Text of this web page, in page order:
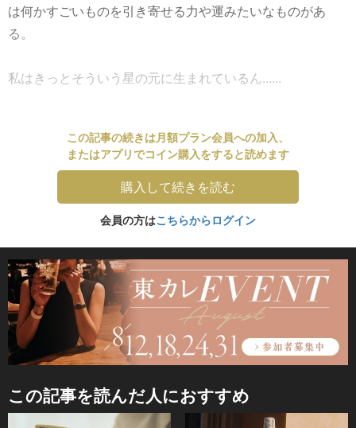
は何かすごいものを引き寄せる力や運みたいなものがあ
る。
私はきっとそういう星の元に生まれているん......
この記事の続きは月額プラン会員への加入、
またはアプリでコイン購入をすると読めます
購入して続きを読む
会員の方はこちらからログイン
この記事を読んだ人におすすめ